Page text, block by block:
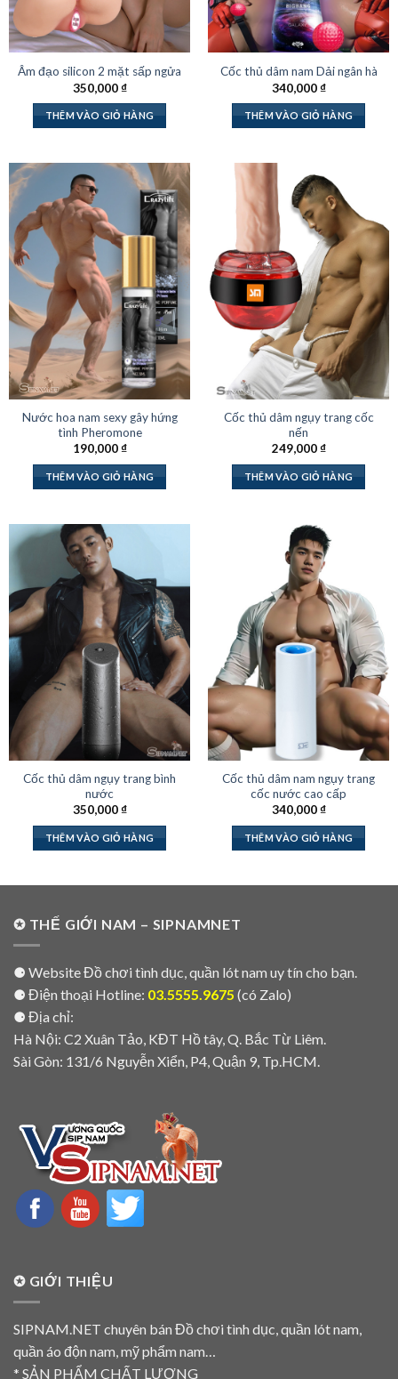
Âm đạo silicon 2 mặt sấp ngửa
350,000₫
THÊM VÀO GIỎ HÀNG
Cốc thủ dâm nam Dải ngân hà
340,000₫
THÊM VÀO GIỎ HÀNG
Nước hoa nam sexy gây hứng
tình Pheromone
190,000₫
THÊM VÀO GIỎ HÀNG
Cốc thủ dâm ngụy trang cốc
nến
249,000₫
THÊM VÀO GIỎ HÀNG
Cốc thủ dâm ngụy trang bình
nước
350,000₫
THÊM VÀO GIỎ HÀNG
Cốc thủ dâm nam ngụy trang
cốc nước cao cấp
340,000₫
THÊM VÀO GIỎ HÀNG
✪ THẾ GIỚI NAM – SIPNAMNET
⚈ Website Đồ chơi tình dục, quần lót nam uy tín cho bạn.
⚈ Điện thoại Hotline: 03.5555.9675 (có Zalo)
⚈ Địa chỉ:
Hà Nội: C2 Xuân Tảo, KĐT Hồ tây, Q. Bắc Từ Liêm.
Sài Gòn: 131/6 Nguyễn Xiển, P4, Quận 9, Tp.HCM.
✪ GIỚI THIỆU
SIPNAM.NET chuyên bán Đồ chơi tình dục, quần lót nam,
quần áo độn nam, mỹ phẩm nam…
* SẢN PHẨM CHẤT LƯỢNG